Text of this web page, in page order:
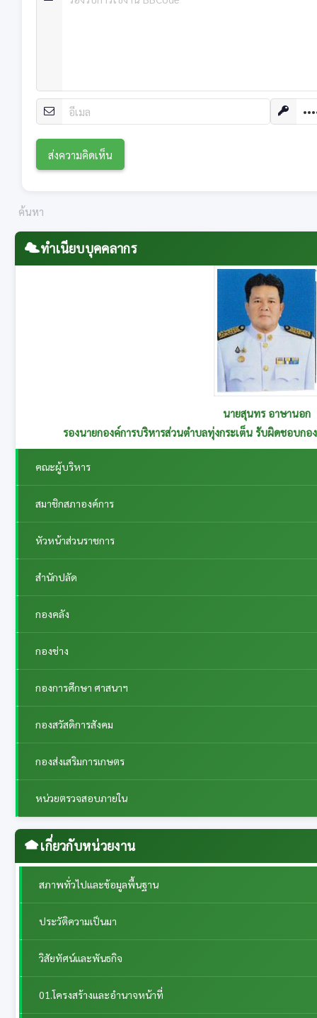
ทำเนียบบุคคลากร
นายสุนทร อาษานอก
รองนายกองค์การบริหารส่วนตำบลทุ่งกระเต็น รับผิดชอบกอ
คณะผู้บริหาร
สมาชิกสภาองค์การ
หัวหน้าส่วนราชการ
สำนักปลัด
กองคลัง
กองช่าง
กองการศึกษา ศาสนาฯ
กองสวัสดิการสังคม
กองส่งเสริมการเกษตร
หน่วยตรวจสอบภายใน
เกี่ยวกับหน่วยงาน
สภาพทั่วไปและข้อมูลพื้นฐาน
ประวัติความเป็นมา
วิสัยทัศน์และพันธกิจ
01.โครงสร้างและอำนาจหน้าที่